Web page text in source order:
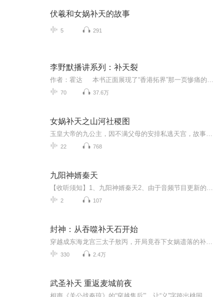
伏羲和女娲补天的故事
5 291
李野默播讲系列：补天裂
70 37.6万
女娲补天之山河社稷图
22 768
九阳神婿秦天
2 107
封神：从吞噬补天石开始
330 2.4万
武圣补天 重返麦城前夜